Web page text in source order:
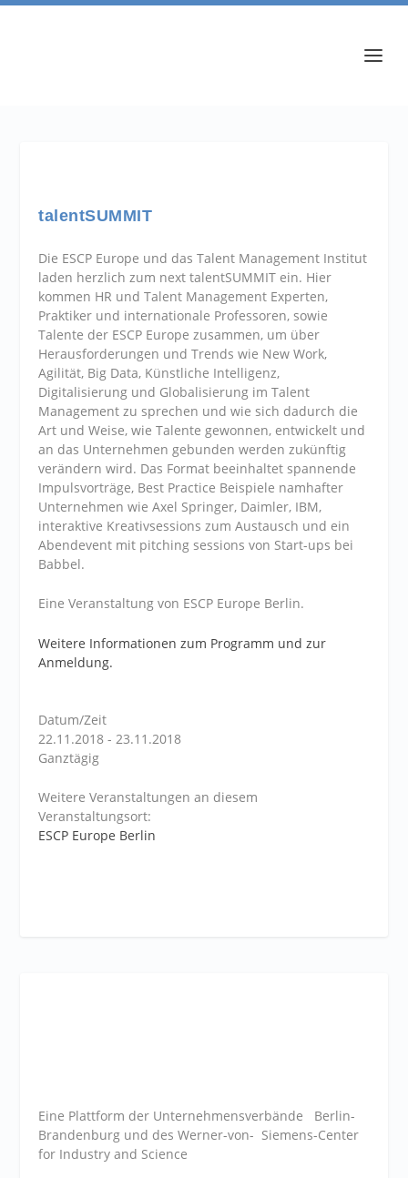
talentSUMMIT
Die ESCP Europe und das Talent Management Institut
laden herzlich zum next talentSUMMIT ein. Hier
kommen HR und Talent Management Experten,
Praktiker und internationale Professoren, sowie
Talente der ESCP Europe zusammen, um über
Herausforderungen und Trends wie New Work,
Agilität, Big Data, Künstliche Intelligenz,
Digitalisierung und Globalisierung im Talent
Management zu sprechen und wie sich dadurch die
Art und Weise, wie Talente gewonnen, entwickelt und
an das Unternehmen gebunden werden zukünftig
verändern wird. Das Format beeinhaltet spannende
Impulsvorträge, Best Practice Beispiele namhafter
Unternehmen wie Axel Springer, Daimler, IBM,
interaktive Kreativsessions zum Austausch und ein
Abendevent mit pitching sessions von Start-ups bei
Babbel.
Eine Veranstaltung von ESCP Europe Berlin.
Weitere Informationen zum Programm und zur
Anmeldung.
Datum/Zeit
22.11.2018 - 23.11.2018
Ganztägig
Weitere Veranstaltungen an diesem
Veranstaltungsort:
ESCP Europe Berlin
Eine Plattform der Unternehmensverbände Berlin-
Brandenburg und des Werner-von- Siemens-Center
for Industry and Science